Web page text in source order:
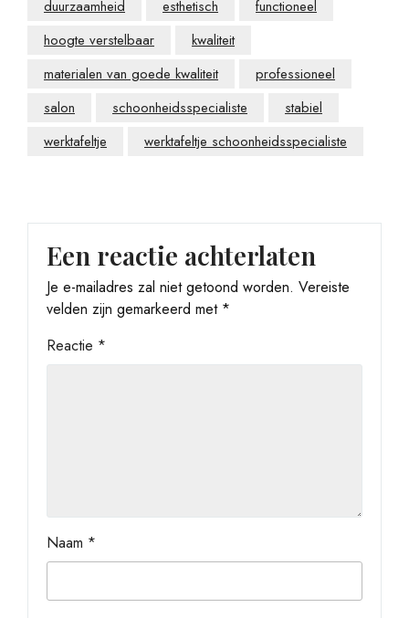
duurzaamheid
esthetisch
functioneel
hoogte verstelbaar
kwaliteit
materialen van goede kwaliteit
professioneel
salon
schoonheidsspecialiste
stabiel
werktafeltje
werktafeltje schoonheidsspecialiste
Een reactie achterlaten
Je e-mailadres zal niet getoond worden. Vereiste
velden zijn gemarkeerd met *
Reactie *
Naam *